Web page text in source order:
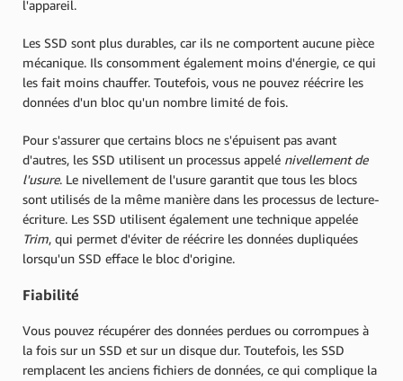
l'appareil.
Les SSD sont plus durables, car ils ne comportent aucune pièce
mécanique. Ils consomment également moins d'énergie, ce qui
les fait moins chauffer. Toutefois, vous ne pouvez réécrire les
données d'un bloc qu'un nombre limité de fois.
Pour s'assurer que certains blocs ne s'épuisent pas avant
d'autres, les SSD utilisent un processus appelé nivellement de
l'usure. Le nivellement de l'usure garantit que tous les blocs
sont utilisés de la même manière dans les processus de lecture-
écriture. Les SSD utilisent également une technique appelée
Trim, qui permet d'éviter de réécrire les données dupliquées
lorsqu'un SSD efface le bloc d'origine.
Fiabilité
Vous pouvez récupérer des données perdues ou corrompues à
la fois sur un SSD et sur un disque dur. Toutefois, les SSD
remplacent les anciens fichiers de données, ce qui complique la